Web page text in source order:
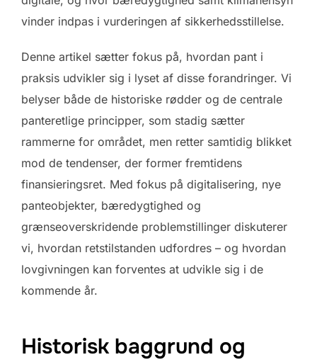
vinder indpas i vurderingen af sikkerhedsstillelse.
Denne artikel sætter fokus på, hvordan pant i
praksis udvikler sig i lyset af disse forandringer. Vi
belyser både de historiske rødder og de centrale
panteretlige principper, som stadig sætter
rammerne for området, men retter samtidig blikket
mod de tendenser, der former fremtidens
finansieringsret. Med fokus på digitalisering, nye
panteobjekter, bæredygtighed og
grænseoverskridende problemstillinger diskuterer
vi, hvordan retstilstanden udfordres – og hvordan
lovgivningen kan forventes at udvikle sig i de
kommende år.
Historisk baggrund og